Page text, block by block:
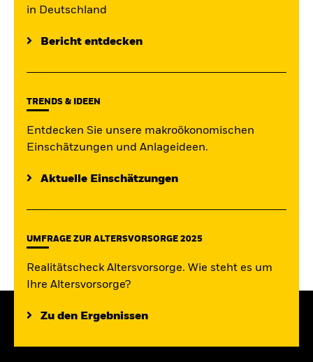
in Deutschland
Bericht entdecken
TRENDS & IDEEN
Entdecken Sie unsere makroökonomischen
Einschätzungen und Anlageideen.
Aktuelle Einschätzungen
UMFRAGE ZUR ALTERSVORSORGE 2025
Realitätscheck Altersvorsorge. Wie steht es um
Ihre Altersvorsorge?
Zu den Ergebnissen